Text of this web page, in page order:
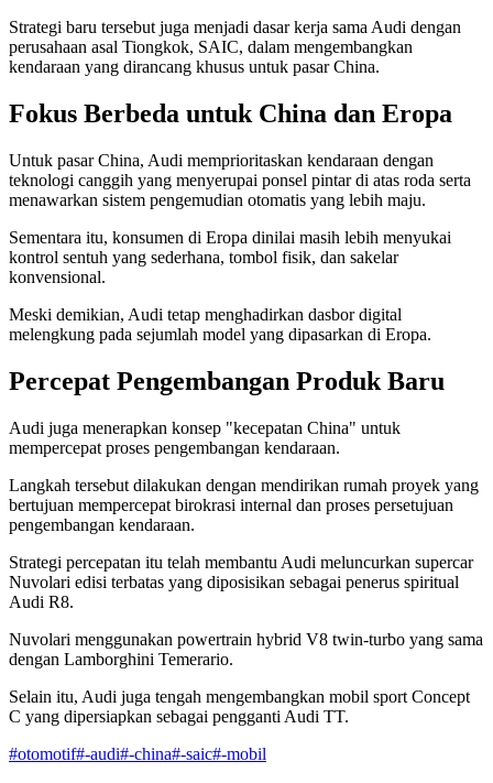
Strategi baru tersebut juga menjadi dasar kerja sama Audi dengan
perusahaan asal Tiongkok, SAIC, dalam mengembangkan
kendaraan yang dirancang khusus untuk pasar China.
Fokus Berbeda untuk China dan Eropa
Untuk pasar China, Audi memprioritaskan kendaraan dengan
teknologi canggih yang menyerupai ponsel pintar di atas roda serta
menawarkan sistem pengemudian otomatis yang lebih maju.
Sementara itu, konsumen di Eropa dinilai masih lebih menyukai
kontrol sentuh yang sederhana, tombol fisik, dan sakelar
konvensional.
Meski demikian, Audi tetap menghadirkan dasbor digital
melengkung pada sejumlah model yang dipasarkan di Eropa.
Percepat Pengembangan Produk Baru
Audi juga menerapkan konsep "kecepatan China" untuk
mempercepat proses pengembangan kendaraan.
Langkah tersebut dilakukan dengan mendirikan rumah proyek yang
bertujuan mempercepat birokrasi internal dan proses persetujuan
pengembangan kendaraan.
Strategi percepatan itu telah membantu Audi meluncurkan supercar
Nuvolari edisi terbatas yang diposisikan sebagai penerus spiritual
Audi R8.
Nuvolari menggunakan powertrain hybrid V8 twin-turbo yang sama
dengan Lamborghini Temerario.
Selain itu, Audi juga tengah mengembangkan mobil sport Concept
C yang dipersiapkan sebagai pengganti Audi TT.
#otomotif#-audi#-china#-saic#-mobil